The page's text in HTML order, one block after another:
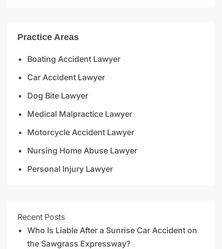
Practice Areas
Boating Accident Lawyer
Car Accident Lawyer
Dog Bite Lawyer
Medical Malpractice Lawyer
Motorcycle Accident Lawyer
Nursing Home Abuse Lawyer
Personal Injury Lawyer
Recent Posts
Who Is Liable After a Sunrise Car Accident on
the Sawgrass Expressway?